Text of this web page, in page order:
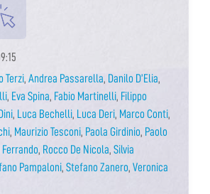
Terzi, Andrea Passarella, Danilo D’Elia,
, Eva Spina, Fabio Martinelli, Filippo
, Luca Bechelli, Luca Deri, Marco Conti,
, Maurizio Tesconi, Paola Girdinio, Paolo
, Rocco De Nicola, Silvia
Pampaloni, Stefano Zanero, Veronica